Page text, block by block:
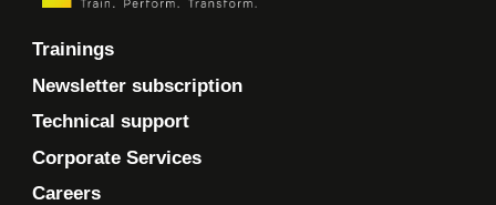
Trainings
Newsletter subscription
Technical support
Corporate Services
Careers